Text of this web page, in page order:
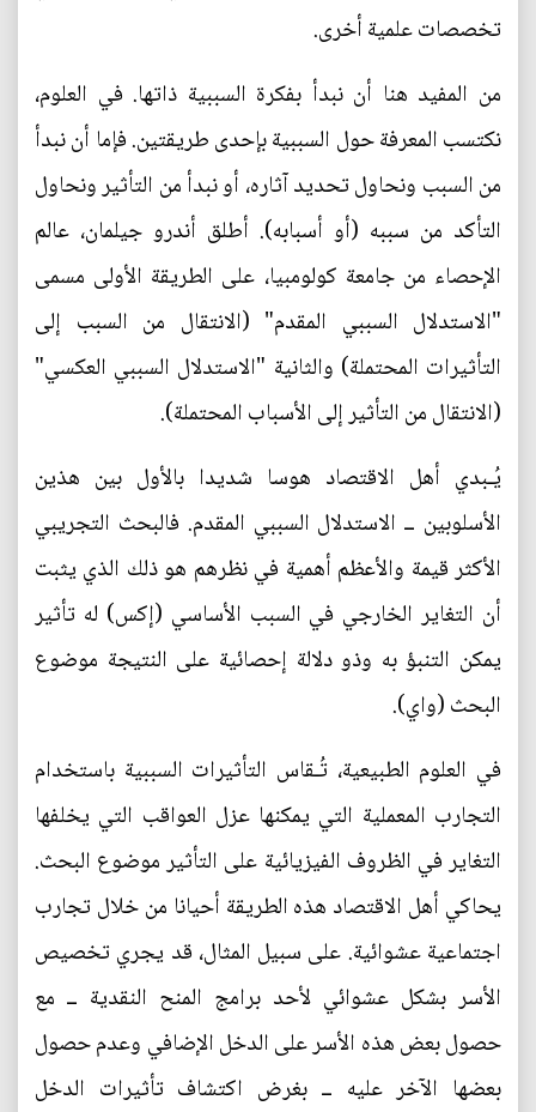
تخصصات علمية أخرى.
من المفيد هنا أن نبدأ بفكرة السببية ذاتها. في العلوم،
نكتسب المعرفة حول السببية بإحدى طريقتين. فإما أن نبدأ
من السبب ونحاول تحديد آثاره، أو نبدأ من التأثير ونحاول
التأكد من سببه (أو أسبابه). أطلق أندرو جيلمان، عالم
الإحصاء من جامعة كولومبيا، على الطريقة الأولى مسمى
"الاستدلال السببي المقدم" (الانتقال من السبب إلى
التأثيرات المحتملة) والثانية "الاستدلال السببي العكسي"
(الانتقال من التأثير إلى الأسباب المحتملة).
يُـبدي أهل الاقتصاد هوسا شديدا بالأول بين هذين
الأسلوبين ــ الاستدلال السببي المقدم. فالبحث التجريبي
الأكثر قيمة والأعظم أهمية في نظرهم هو ذلك الذي يثبت
أن التغاير الخارجي في السبب الأساسي (إكس) له تأثير
يمكن التنبؤ به وذو دلالة إحصائية على النتيجة موضوع
البحث (واي).
في العلوم الطبيعية، تُـقاس التأثيرات السببية باستخدام
التجارب المعملية التي يمكنها عزل العواقب التي يخلفها
التغاير في الظروف الفيزيائية على التأثير موضوع البحث.
يحاكي أهل الاقتصاد هذه الطريقة أحيانا من خلال تجارب
اجتماعية عشوائية. على سبيل المثال، قد يجري تخصيص
الأسر بشكل عشوائي لأحد برامج المنح النقدية ــ مع
حصول بعض هذه الأسر على الدخل الإضافي وعدم حصول
بعضها الآخر عليه ــ بغرض اكتشاف تأثيرات الدخل